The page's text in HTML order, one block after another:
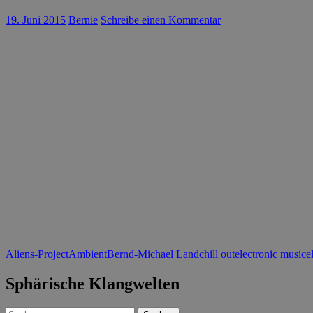
19. Juni 2015 Bernie Schreibe einen Kommentar
Aliens-ProjectAmbientBernd-Michael Landchill outelectronic music
Sphärische Klangwelten